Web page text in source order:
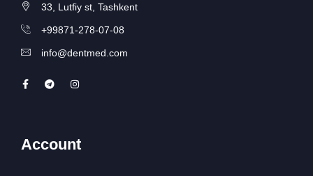
33, Lutfiy st, Tashkent
+99871-278-07-08
info@dentmed.com
Account